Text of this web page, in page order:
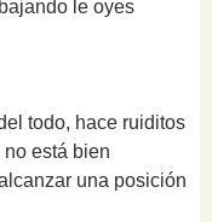
le oyes
todo, hace ruiditos
está bien
una posición